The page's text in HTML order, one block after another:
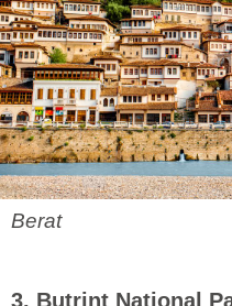
Berat
3. Butrint National